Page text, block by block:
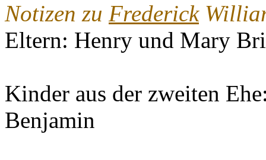
Notizen zu Frederick
Eltern: Henry und Mary
Kinder aus der zweiten
Benjamin